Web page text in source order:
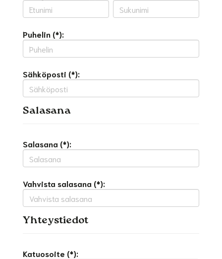
Puhelin (*):
Sähköposti (*):
Salasana
Salasana (*):
Vahvista salasana (*):
Yhteystiedot
Katuosoite (*):